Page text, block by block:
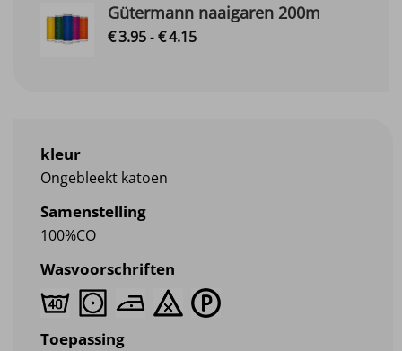
kleur
Ongebleekt katoen
Samenstelling
100%CO
Wasvoorschriften
Toepassing
Gütermann naaigaren 200m
€3.95-€4.15Prijsklasse: